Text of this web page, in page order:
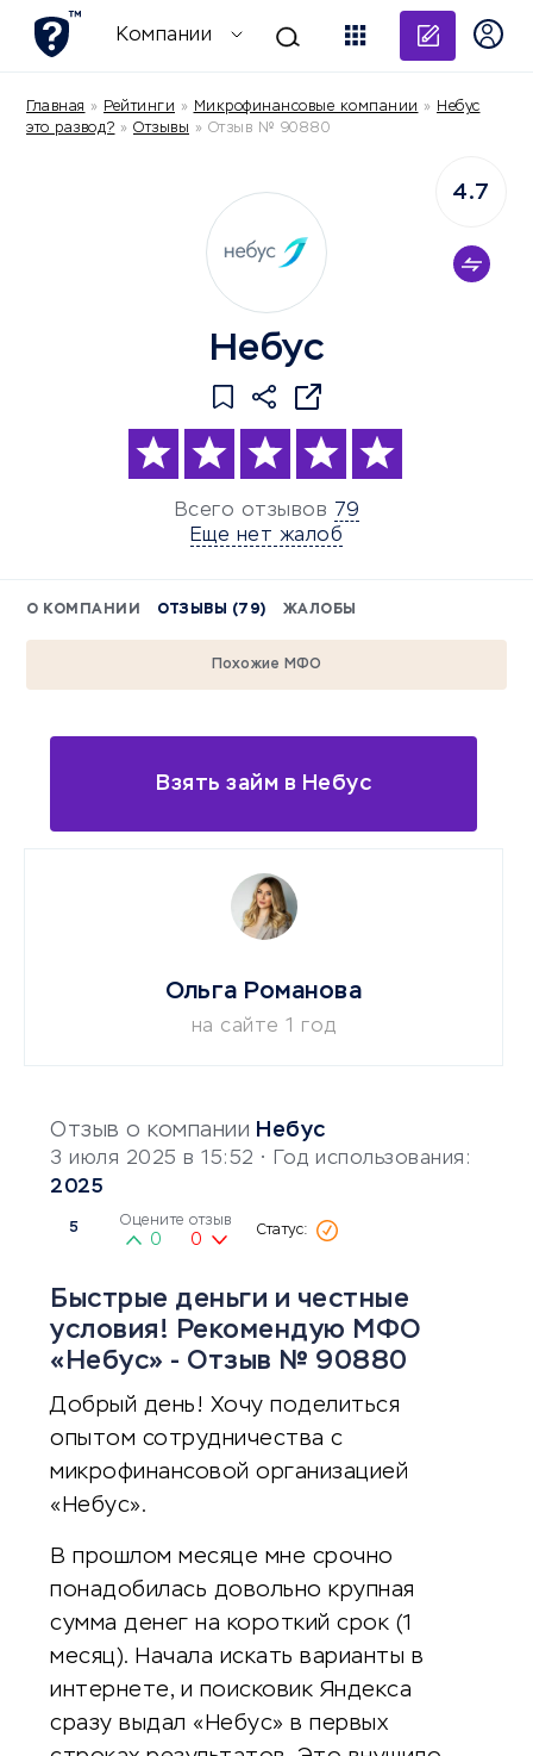
Компании
Главная » Рейтинги » Микрофинансовые компании » Небус
это развод? » Отзывы » Отзыв № 90880
Небус
Всего отзывов 79
Еще нет жалоб
4.7
О КОМПАНИИ ОТЗЫВЫ (79) ЖАЛОБЫ
Похожие МФО
Взять займ в Небус
Отзыв о компании Небус
3 июля 2025 в 15:52 • Год использования:
2025
5 Оцените отзыв
0 0
Быстрые деньги и честные
условия! Рекомендую МФО
«Небус» - Отзыв № 90880
Добрый день! Хочу поделиться
опытом сотрудничества с
микрофинансовой организацией
«Небус».
В прошлом месяце мне срочно
понадобилась довольно крупная
сумма денег на короткий срок (1
месяц). Начала искать варианты в
интернете, и поисковик Яндекса
сразу выдал «Небус» в первых
Ольга Романова
на сайте 1 год